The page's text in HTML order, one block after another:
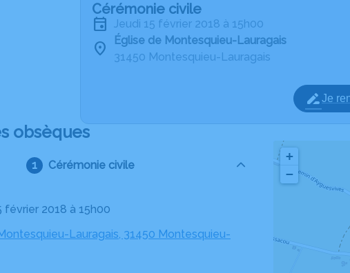
Cérémonie civile
jeudi 15 février 2018 à 15h00
Église de Montesquieu-Lauragais
31450 Montesquieu-Lauragais
Je
obsèques
Cérémonie civile
février 2018 à 15h00
Lauragais, 31450 Montesquieu-
+
−